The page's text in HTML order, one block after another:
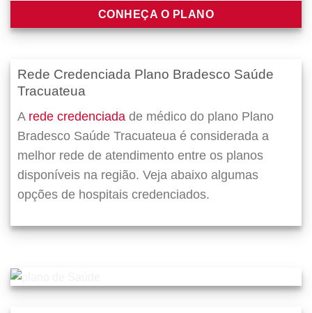
CONHEÇA O PLANO
Rede Credenciada Plano Bradesco Saúde
Tracuateua
A rede credenciada de médico do plano Plano
Bradesco Saúde Tracuateua é considerada a
melhor rede de atendimento entre os planos
disponíveis na região. Veja abaixo algumas
opções de hospitais credenciados.